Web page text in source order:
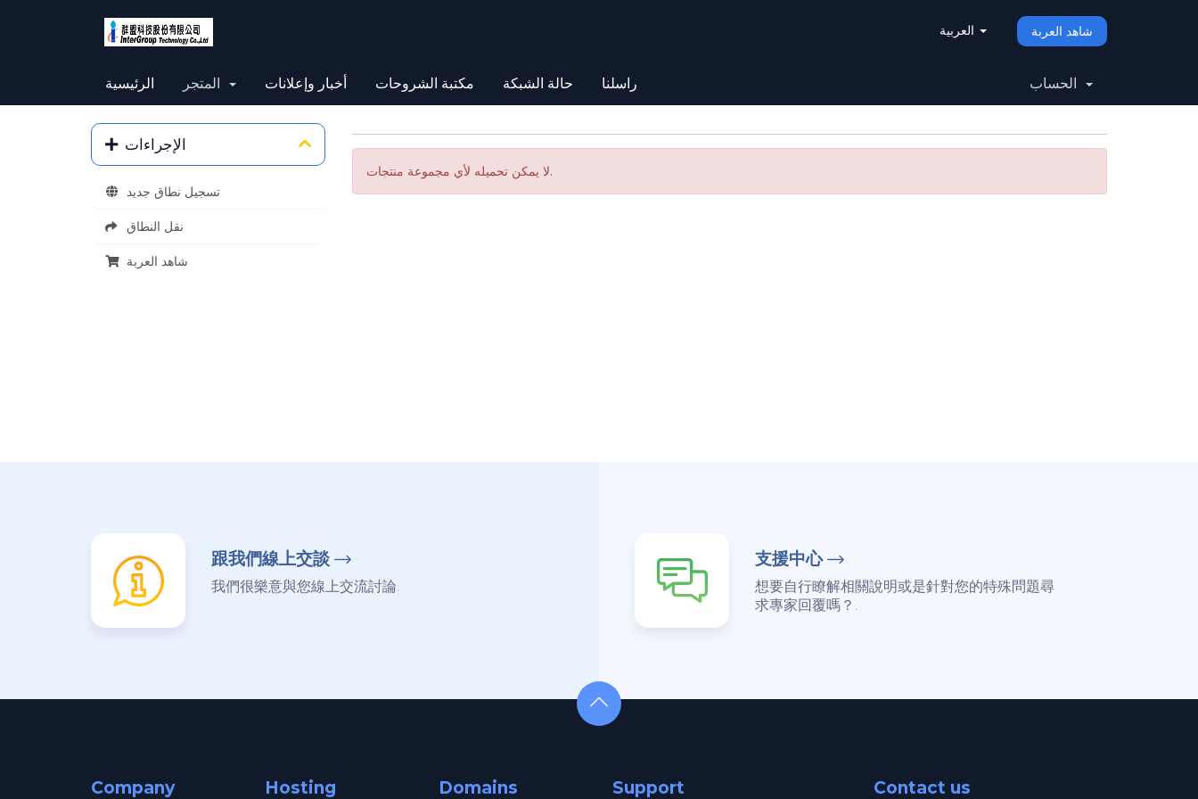
شاهد العربة
الرئيسية أخبار وإعلانات مكتبة الشروحات حالة الشبكة راسلنا
لا يمكن تحميله لأي مجموعة منتجات.
الإجراءات
تسجيل نطاق جديد
نقل النطاق
شاهد العربة
跟我們線上交談
我們很樂意與您線上交流討論.
支援中心
想要自行瞭解相關說明或是針對您的特殊問題尋
求專家回覆嗎？.
Company Hosting Domains Support Contact us